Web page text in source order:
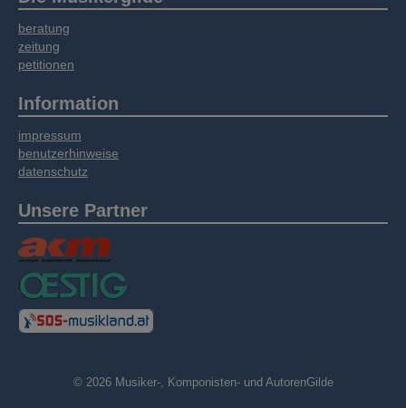
beratung
zeitung
petitionen
Information
impressum
benutzerhinweise
datenschutz
Unsere Partner
© 2026 Musiker-, Komponisten- und AutorenGilde